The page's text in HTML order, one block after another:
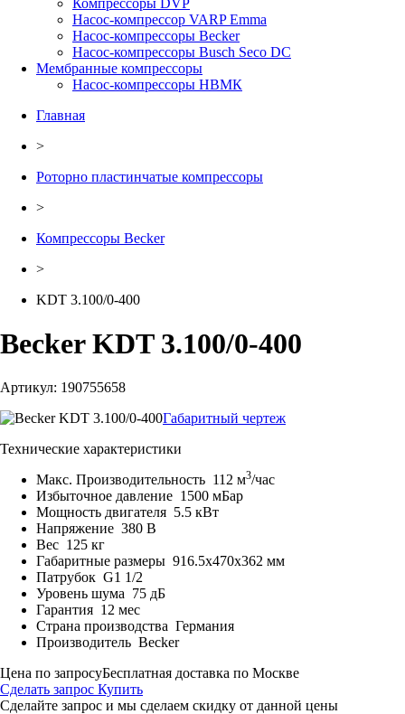
Компрессоры DVP
Насос-компрессор VARP Emma
Насос-компрессоры Becker
Насос-компрессоры Busch Seco DC
Мембранные компрессоры
Насос-компрессоры НВМК
Главная
>
Роторно пластинчатые компрессоры
>
Компрессоры Becker
>
KDT 3.100/0-400
Becker KDT 3.100/0-400
Артикул: 190755658
Габаритный чертеж
Технические характеристики
Макс. Производительность 112 м3/час
Избыточное давление 1500 мБар
Мощность двигателя 5.5 кВт
Напряжение 380 В
Вес 125 кг
Габаритные размеры 916.5x470x362 мм
Патрубок G1 1/2
Уровень шума 75 дБ
Гарантия 12 мес
Страна производства Германия
Производитель Becker
Цена по запросуБесплатная доставка по Москве
Сделать запрос Купить
Сделайте запрос и мы сделаем скидку от данной цены